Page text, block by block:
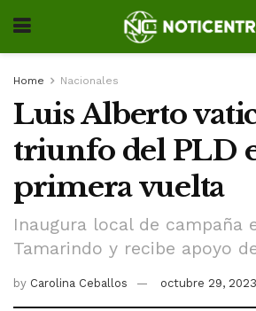
Home Nacionales
Luis Alberto
triunfo del PLD
primera vuelta
Inaugura local de campaña
Tamarindo y recibe apoyo
by Carolina Ceballos octubre 29, 2023